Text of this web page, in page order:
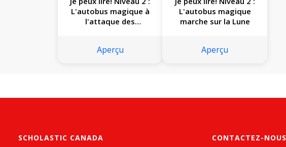
L'autobus magique à
l'attaque des
Aperçu
L'autobus magique
marche sur la Lune
Aperçu
SCHOLASTIC CANADA
CONTACTEZ-NOUS